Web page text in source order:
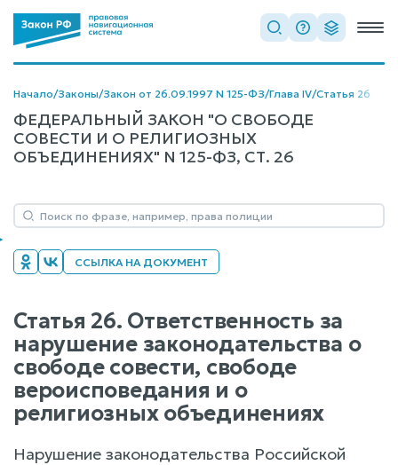
Начало/Законы/Закон от 26.09.1997 N 125-ФЗ/Глава IV/Статья 26
ФЕДЕРАЛЬНЫЙ ЗАКОН "О СВОБОДЕ
СОВЕСТИ И О РЕЛИГИОЗНЫХ
ОБЪЕДИНЕНИЯХ" N 125-ФЗ, СТ. 26
ССЫЛКА НА ДОКУМЕНТ
Статья 26. Ответственность за
нарушение законодательства о
свободе совести, свободе
вероисповедания и о
религиозных объединениях
Нарушение законодательства Российской